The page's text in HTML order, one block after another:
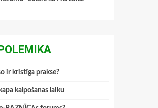
ir kristīga prakse?
kalpošanas laiku